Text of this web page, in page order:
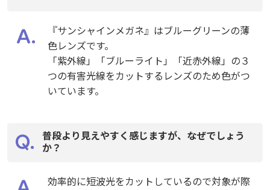
『サンシャインメガネ』はブルーグリーンの薄
色レンズです。
「紫外線」「ブルーライト」「近赤外線」の３
つの有害光線をカットするレンズのため色がつ
いています。
普段より見えやすく感じますが、なぜでしょう
か？
効率的に短波光をカットしているので対象が際
『サンシャインメガネ』はブルーグリーンの薄
色レンズです。
「紫外線」「ブルーライト」「近赤外線」の３
つの有害光線をカットするレンズのため色がつ
いています。
普段より見えやすく感じますが、なぜでしょう
か？
効率的に短波光をカットしているので対象が際